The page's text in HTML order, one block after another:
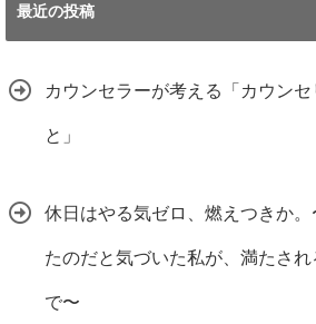
最近の投稿
カウンセラーが考える「カウン
と」
休日はやる気ゼロ、燃えつきか
たのだと気づいた私が、満たされ
で〜